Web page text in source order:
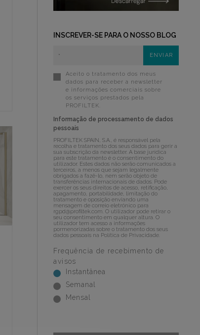
INSCREVER-SE PARA O NOSSO BLOG
Aceito o tratamento dos meus
dados para receber a newsletter
e informações comerciais sobre
os serviços prestados pela
PROFILTEK.
Informação de processamento de dados
pessoais
PROFILTEK SPAIN, S.A., é responsável pela
recolha e tratamento dos seus dados para gerir a
sua subscrição da newsletter. A base jurídica
para este tratamento é o consentimento do
utilizador. Estes dados não serão comunicados a
terceiros, a menos que sejam legalmente
obrigados a fazê-lo, nem serão objeto de
transferências internacionais de dados. Pode
exercer os seus direitos de acesso, retificação,
apagamento, portabilidade, limitação do
tratamento e oposição enviando uma
mensagem de correio eletrónico para
rgpd@profiltek.com . O utilizador pode retirar o
seu consentimento em qualquer altura. O
utilizador tem acesso a informações
pormenorizadas sobre o tratamento dos seus
dados pessoais na Política de Privacidade
Frequência de recebimento de
avisos
Instantânea
Semanal
Mensal